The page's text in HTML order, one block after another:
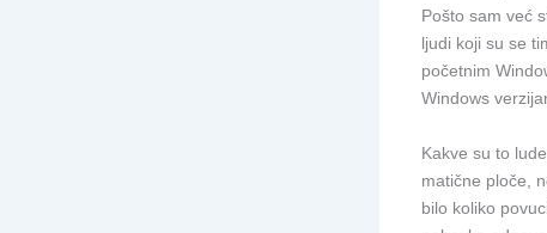
Pošto sam već
ljudi koji su se
početnim
Windows
Kakve su to
matične ploče,
bilo koliko